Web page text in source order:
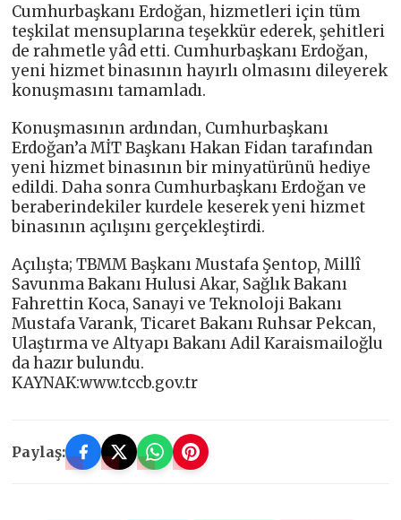
Cumhurbaşkanı Erdoğan, hizmetleri için tüm
teşkilat mensuplarına teşekkür ederek, şehitleri
de rahmetle yâd etti. Cumhurbaşkanı Erdoğan,
yeni hizmet binasının hayırlı olmasını dileyerek
konuşmasını tamamladı.
Konuşmasının ardından, Cumhurbaşkanı
Erdoğan’a MİT Başkanı Hakan Fidan tarafından
yeni hizmet binasının bir minyatürünü hediye
edildi. Daha sonra Cumhurbaşkanı Erdoğan ve
beraberindekiler kurdele keserek yeni hizmet
binasının açılışını gerçekleştirdi.
Açılışta; TBMM Başkanı Mustafa Şentop, Millî
Savunma Bakanı Hulusi Akar, Sağlık Bakanı
Fahrettin Koca, Sanayi ve Teknoloji Bakanı
Mustafa Varank, Ticaret Bakanı Ruhsar Pekcan,
Ulaştırma ve Altyapı Bakanı Adil Karaismailoğlu
da hazır bulundu.
KAYNAK:www.tccb.gov.tr
Paylaş: